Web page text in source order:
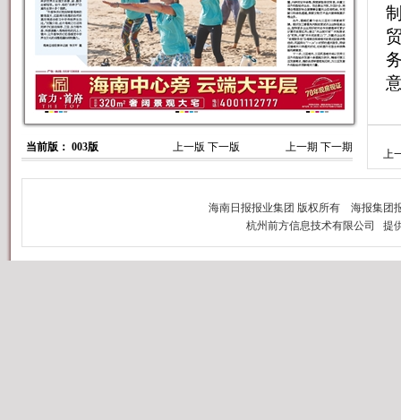
当前版： 003版 上一版 下一版 上一期 下一期
上